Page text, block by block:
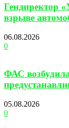
Гендиректор
взрыве
06.08.2026
0
ФАС
05.08.2026
0